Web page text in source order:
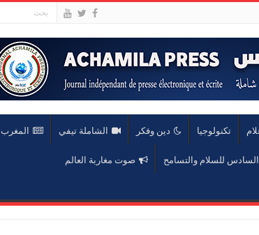
تكنولوجيا دين وفكر الشاملة تيفي المغرب
للسلام والتسامح صوت مغاربة العالم